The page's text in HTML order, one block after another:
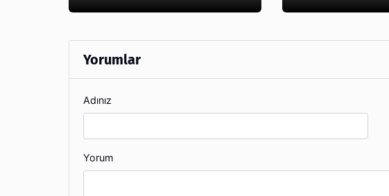
Yorumlar
Adınız
Yorum